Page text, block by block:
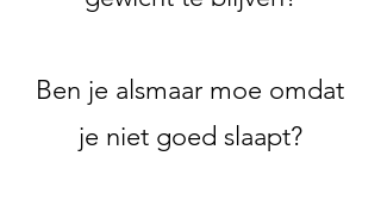
Ben je alsmaar moe omdat
je niet goed slaapt?